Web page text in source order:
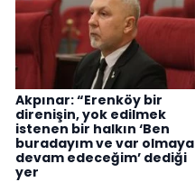
Akpınar: “Erenköy bir
direnişin, yok edilmek
istenen bir halkın ‘Ben
buradayım ve var olmaya
devam edeceğim’ dediği
yer